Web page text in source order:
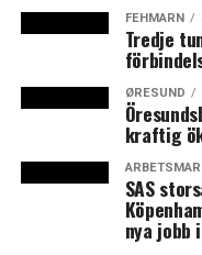
FEHMARN
Tredje
ØRESUND
kraftig
SAS
nya jobb